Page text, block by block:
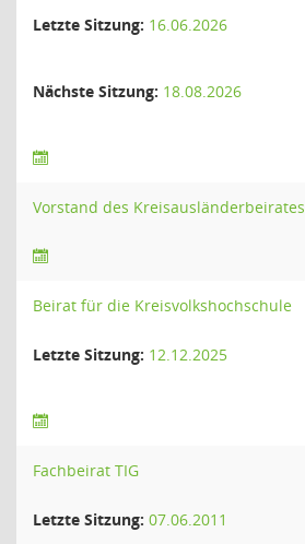
Letzte Sitzung: 16.06.2026
Nächste Sitzung: 18.08.2026
Vorstand des Kreisausländerbeirates
Beirat für die Kreisvolkshochschule
Letzte Sitzung: 12.12.2025
Fachbeirat TIG
Letzte Sitzung: 07.06.2011